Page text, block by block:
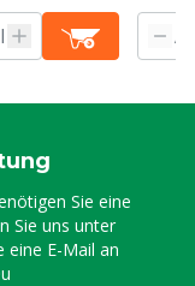
Sie eine
Sie uns unter
eine E-Mail an